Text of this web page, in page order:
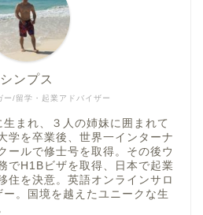
ー/留学・起業アドバイザー
シンプス
まれ、３人の姉妹に囲まれて
学を卒業後、世界一インターナ
ールで修士号を取得。その後ウ
でH1Bビザを取得、日本で起業
住を決意。英語オンラインサロ
ー。国境を越えたユニークな生